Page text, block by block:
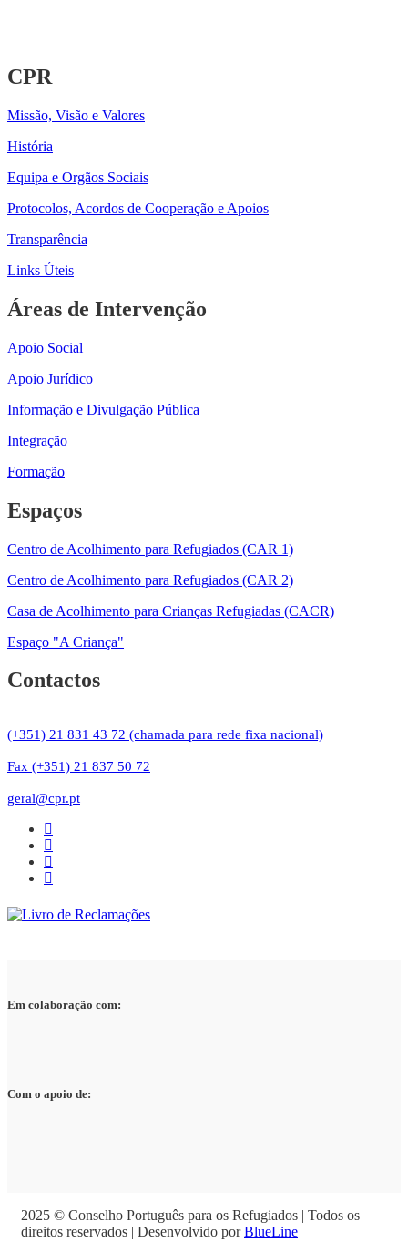
CPR
Missão, Visão e Valores
História
Equipa e Orgãos Sociais
Protocolos, Acordos de Cooperação e Apoios
Transparência
Links Úteis
Áreas de Intervenção
Apoio Social
Apoio Jurídico
Informação e Divulgação Pública
Integração
Formação
Espaços
Centro de Acolhimento para Refugiados (CAR 1)
Centro de Acolhimento para Refugiados (CAR 2)
Casa de Acolhimento para Crianças Refugiadas (CACR)
Espaço "A Criança"
Contactos
(+351) 21 831 43 72 (chamada para rede fixa nacional)
Fax (+351) 21 837 50 72
geral@cpr.pt
Em colaboração com:
Com o apoio de:
2025 © Conselho Português para os Refugiados | Todos os
direitos reservados | Desenvolvido porBlueLine